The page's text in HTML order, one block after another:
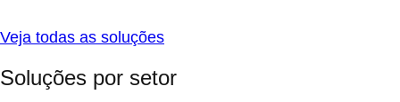
Veja todas as soluções
Soluções por setor